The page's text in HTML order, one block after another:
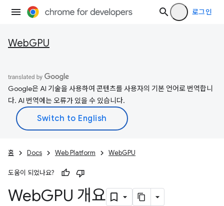
로그인
WebGPU
Google은 AI 기술을 사용하여 콘텐츠를 사용자의 기본 언어로 번역합니
다. AI 번역에는 오류가 있을 수 있습니다.
홈 Docs Web Platform WebGPU
도움이 되었나요?
WebGPU 개요